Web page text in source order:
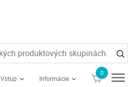
Vstup Informácie
0
€0